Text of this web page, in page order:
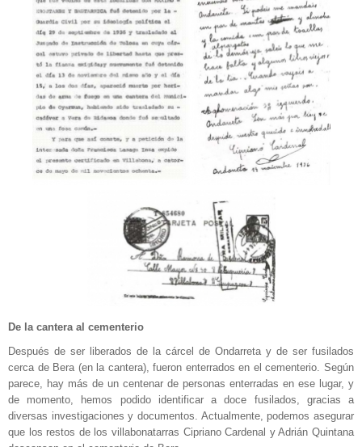
De la cantera al cementerio
Después de ser liberados de la cárcel de Ondarreta y de ser fusilados
cerca de Bera (en la cantera), fueron enterrados en el cementerio. Según
parece, hay más de un centenar de personas enterradas en ese lugar, y
de momento, hemos podido identificar a doce fusilados, gracias a
diversas investigaciones y documentos. Actualmente, podemos asegurar
que los restos de los villabonatarras Cipriano Cardenal y Adrián Quintana